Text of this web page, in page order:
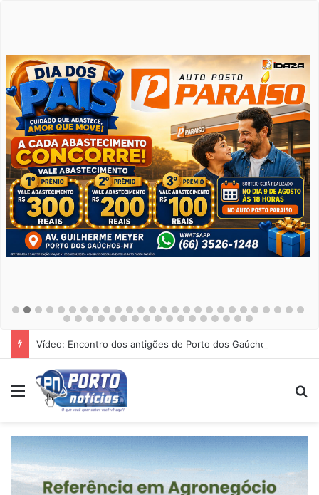
Vídeo: Encontro dos antigões de Porto dos Gaúchos
Menu